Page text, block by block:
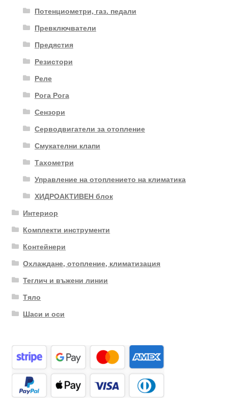
Потенциометри, газ. педали
Превключватели
Предястия
Резистори
Реле
Рога Рога
Сензори
Серводвигатели за отопление
Смукателни клапи
Тахометри
Управление на отоплението на климатика
ХИДРОАКТИВЕН блок
Интериор
Комплекти инструменти
Контейнери
Охлаждане, отопление, климатизация
Теглич и въжени линии
Тяло
Шаси и оси